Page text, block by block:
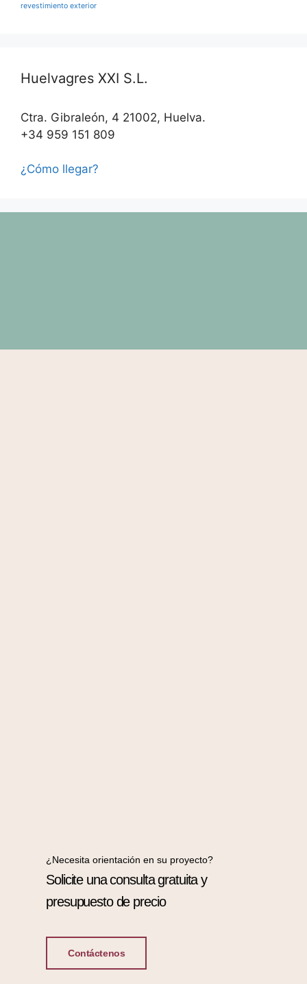
revestimiento exterior
Huelvagres XXI S.L.
Ctra. Gibraleón, 4 21002, Huelva.
+34 959 151 809
¿Cómo llegar?
¿Necesita orientación en su proyecto?
Solicite una consulta gratuita y
presupuesto de precio
Contáctenos